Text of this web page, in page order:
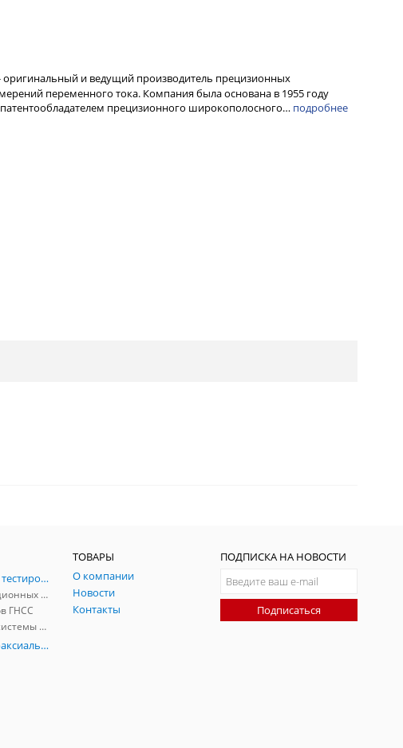
оригинальный и ведущий производитель прецизионных
переменного тока. Компания была основана в 1955 году
прецизионного широкополосного… подробнее
Оборудование для тестирования и симуляции ГНСС
Генераторы имитационных и заградительных помех
ГНСС
Интегрированные системы защиты от ГНСС-помех
РЧ-компоненты коаксиальные
ТОВАРЫ
О компании
Новости
Контакты
ПОДПИСКА НА НОВОСТИ
Подписаться